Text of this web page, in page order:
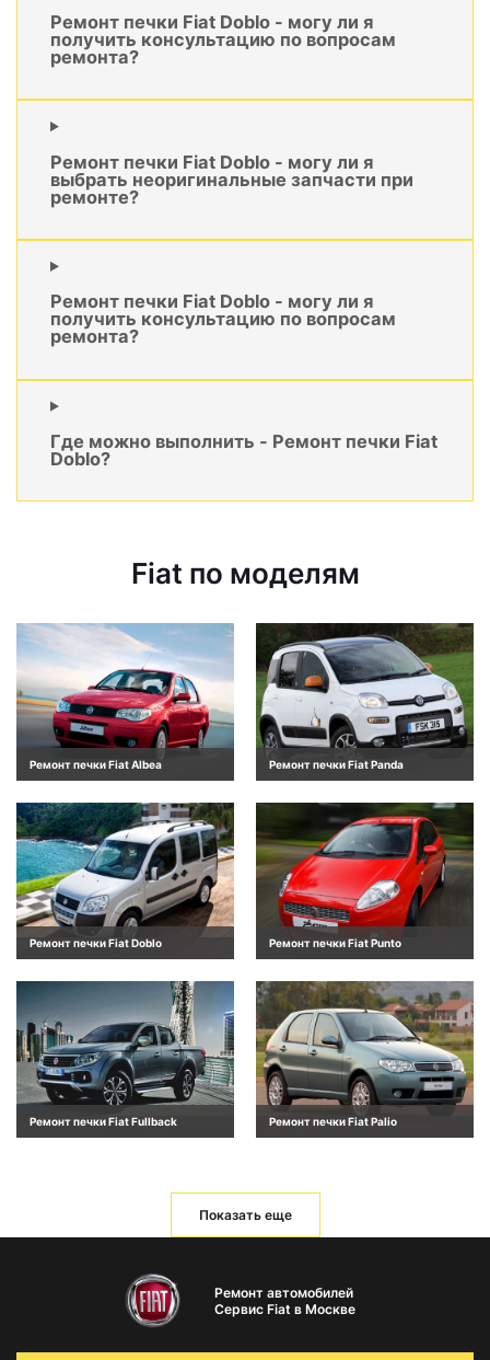
Ремонт печки Fiat Doblo - могу ли я
получить консультацию по вопросам
ремонта?
Ремонт печки Fiat Doblo - могу ли я
выбрать неоригинальные запчасти при
ремонте?
Ремонт печки Fiat Doblo - могу ли я
получить консультацию по вопросам
ремонта?
Где можно выполнить - Ремонт печки Fiat
Doblo?
Fiat по моделям
Ремонт печки Fiat Albea Ремонт печки Fiat Panda
Ремонт печки Fiat Doblo Ремонт печки Fiat Punto
Ремонт печки Fiat Fullback Ремонт печки Fiat Palio
Показать еще
Ремонт автомобилей
Сервис Fiat в Москве